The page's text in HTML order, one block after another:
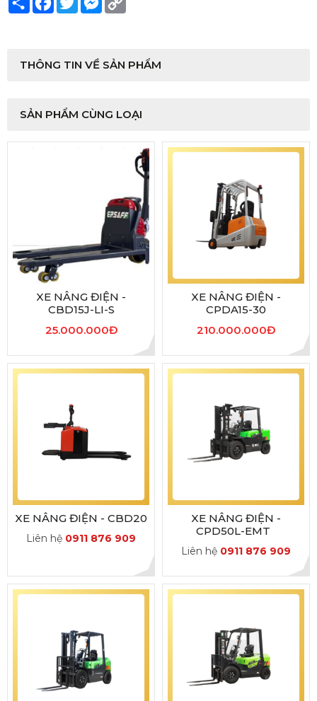
THÔNG TIN VỀ SẢN PHẨM
SẢN PHẨM CÙNG LOẠI
XE NÂNG ĐIỆN -
CBD15J-LI-S
25.000.000Đ
XE NÂNG ĐIỆN -
CPDA15-30
210.000.000Đ
XE NÂNG ĐIỆN - CBD20
Liên hệ 0911 876 909
XE NÂNG ĐIỆN -
CPD50L-EMT
Liên hệ 0911 876 909